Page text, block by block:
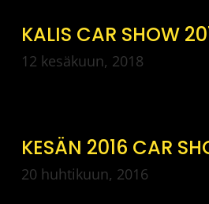
KALIS CAR SHOW
12 kesäkuun, 2018
KESÄN 2016 CAR
20 huhtikuun, 2016